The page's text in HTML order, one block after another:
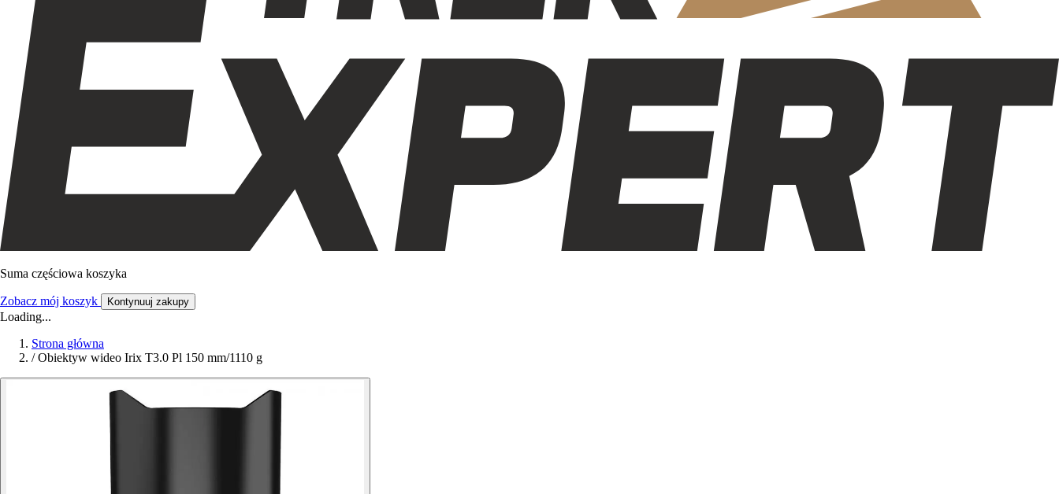
Suma częściowa koszyka
Zobacz mój koszyk Kontynuuj zakupy
Loading...
Strona główna
/ Obiektyw wideo Irix T3.0 Pl 150 mm/1110 g